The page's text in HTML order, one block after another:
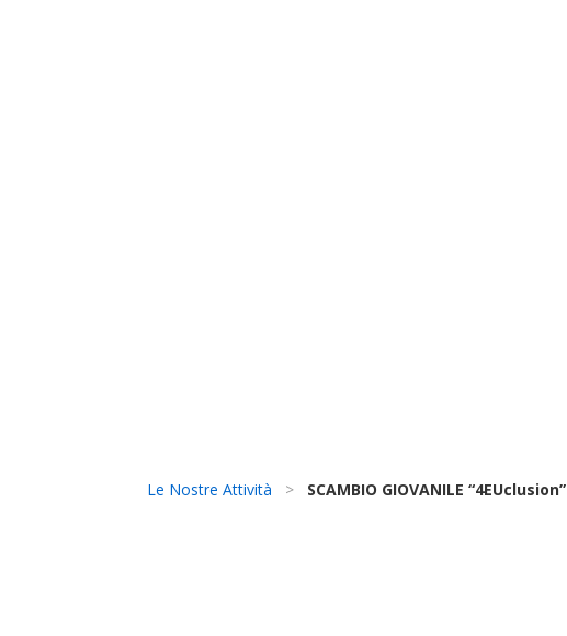
Le Nostre Attività > SCAMBIO GIOVANILE “4EUclusion”